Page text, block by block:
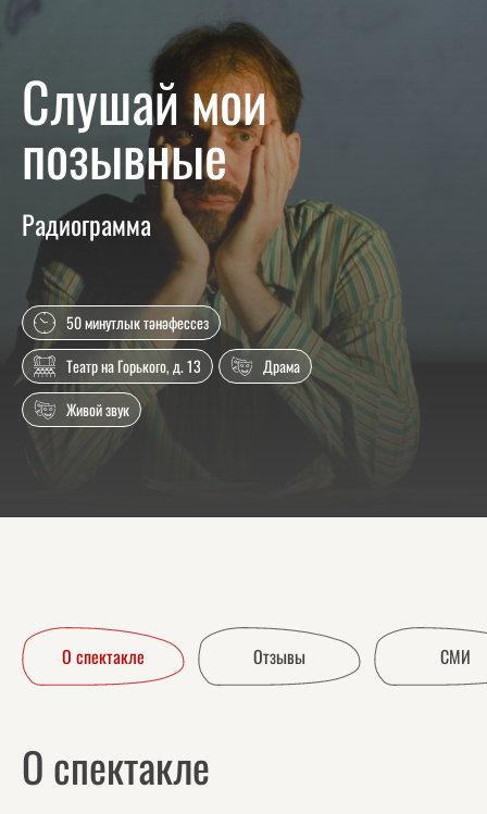
Слушай мои
позывные
Радиограмма
50 минутлык тәнәфессез
Театр на Горького, д. 13
Драма
Живой звук
О спектакле Отзывы СМИ
О спектакле